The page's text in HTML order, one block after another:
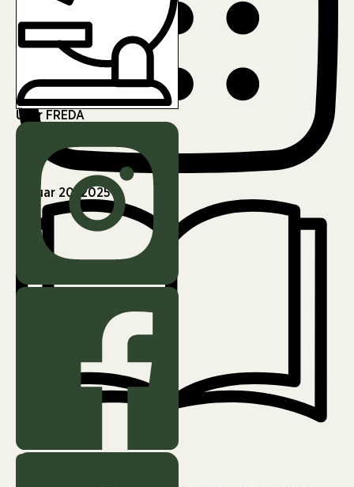
Über FREDA
Januar 20, 2025